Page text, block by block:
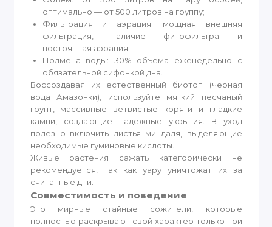
оптимально — от 500 литров на группу;
Фильтрация и аэрация: мощная внешняя
фильтрация, наличие фитофильтра и
постоянная аэрация;
Подмена воды: 30% объема еженедельно с
обязательной сифонкой дна.
Воссоздавая их естественный биотоп (черная
вода Амазонки), используйте мягкий песчаный
грунт, массивные ветвистые коряги и гладкие
камни, создающие надежные укрытия. В уход
полезно включить листья миндаля, выделяющие
необходимые гуминовые кислоты.
Живые растения сажать категорически не
рекомендуется, так как уару уничтожат их за
считанные дни.
Совместимость и поведение
Это мирные стайные сожители, которые
полностью раскрывают свой характер только при